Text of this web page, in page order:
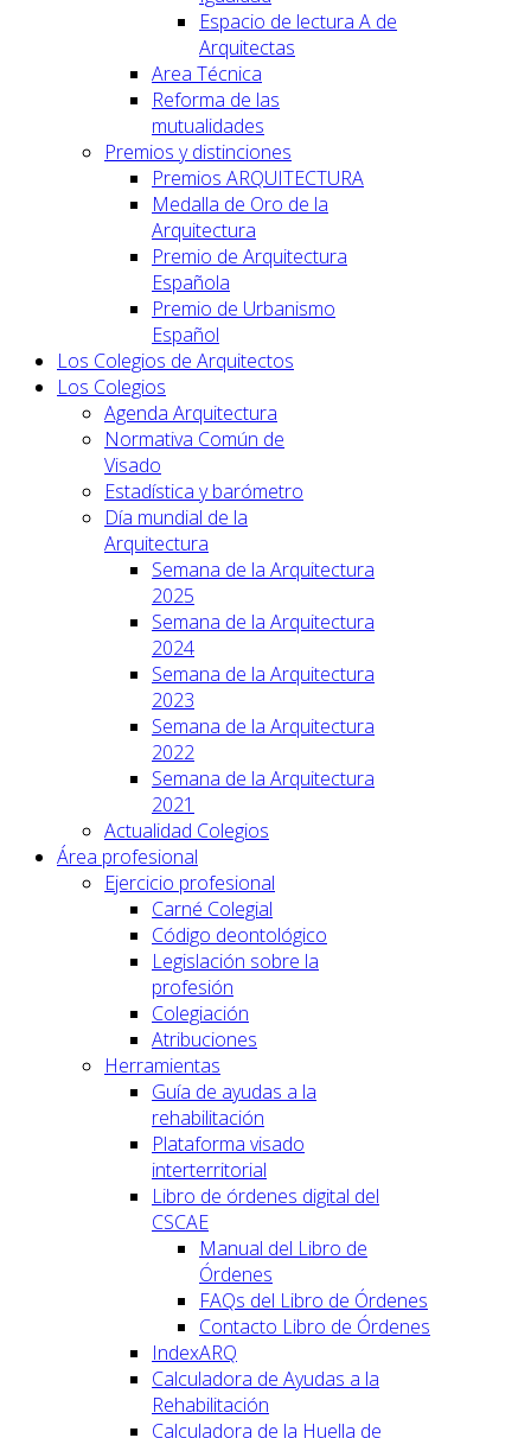
Espacio de lectura A de
Arquitectas
Area Técnica
Reforma de las
mutualidades
Premios y distinciones
Premios ARQUITECTURA
Medalla de Oro de la
Arquitectura
Premio de Arquitectura
Española
Premio de Urbanismo
Español
Los Colegios de Arquitectos
Los Colegios
Agenda Arquitectura
Normativa Común de
Visado
Estadística y barómetro
Día mundial de la
Arquitectura
Semana de la Arquitectura
2025
Semana de la Arquitectura
2024
Semana de la Arquitectura
2023
Semana de la Arquitectura
2022
Semana de la Arquitectura
2021
Actualidad Colegios
Área profesional
Ejercicio profesional
Carné Colegial
Código deontológico
Legislación sobre la
profesión
Colegiación
Atribuciones
Herramientas
Guía de ayudas a la
rehabilitación
Plataforma visado
interterritorial
Libro de órdenes digital del
CSCAE
Manual del Libro de
Órdenes
FAQs del Libro de Órdenes
Contacto Libro de Órdenes
IndexARQ
Calculadora de Ayudas a la
Rehabilitación
Calculadora de la Huella de